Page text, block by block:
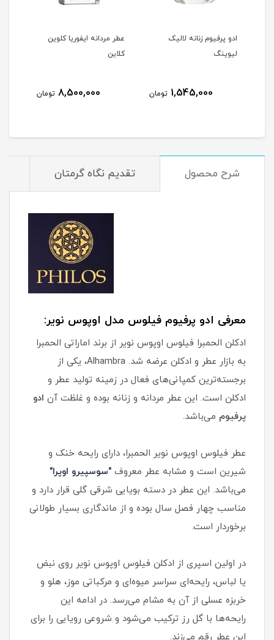
ادو پرفیوم زنانه لالیک
لیوینگ
1,545,000 تومان
عطر مردانه ایفوریا کلوین
کلاین
8,500,000 تومان
شرح محصول تقدیم نگاه گرمتان
معرفی ادو پرفیوم فیلوس مدل اوپوس نویر:
ادکلن الحمبرا فیلوس اوپوس نویر از برند اماراتی الحمبرا
به بازار عطر و ادکلن عرضه شد. Alhambra، یکی از
برجسته‌ترین کمپانی‌های فعال در زمینه تولید عطر و
ادکلن است. این عطر مردانه و زنانه بوده و غلظت آن ادو
پرفیوم می‌باشد.
عطر فیلوس اوپوس نویر الحمبرا، دارای رایحه خنک و
شیرین است و مشابه عطر معروف "سوسپیرو اوپرا"
می‌باشد. این عطر در دسته بویایی شرقی گلی قرار دارد و
مناسب چهار فصل سال بوده و از ماندگاری بسیار طولانی
برخوردار است.
در اولین اسپری از ادکلن فیلوس اوپوس نویر روی نبض
یا لباس، رایحه‌ای سراسر میوه‌ای و مرکباتی موز، هلو و
خربزه عسلی از آن به مشام می‌رسد. در ادامه این
رایحه‌ها با گل رز ترکیب می‌شود و شروعی رویایی را برای
این عطر رقم می‌زند.